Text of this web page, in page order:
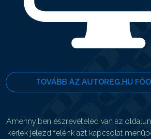
TOVÁBB AZ AUTOREG.HU
Amennyiben észrevételed van az
kérlek jelezd felénk azt kapcsolat